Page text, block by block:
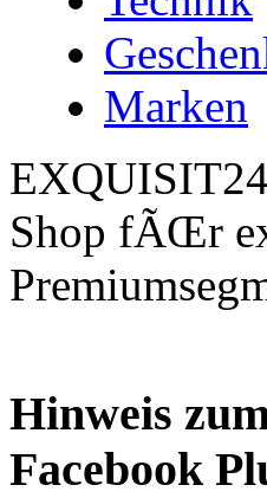
Marken
Shop fÃŒr
Hinweis
Facebook